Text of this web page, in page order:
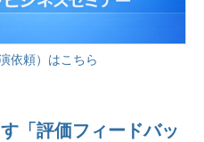
依頼）はこちら
「評価フィードバッ